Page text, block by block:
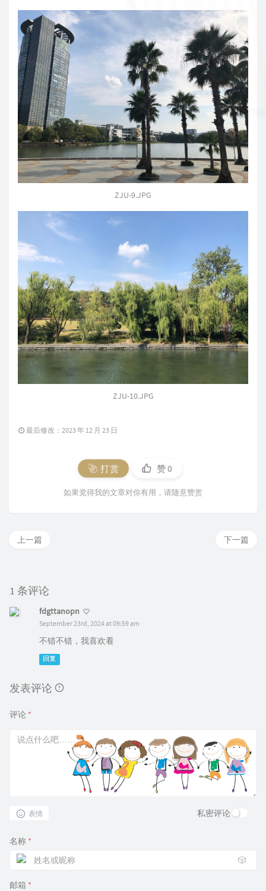
ZJU-9.JPG
ZJU-10.JPG
最后修改：2023 年 12 月 23 日
打赏 赞0
如果觉得我的文章对你有用，请随意赞赏
下一篇
上一篇
1 条评论
fdgttanopn
September 23rd, 2024 at 09:59 am
不错不错，我喜欢看
回复
发表评论
评论 *
表情 私密评论
名称 *
🎲
邮箱 *